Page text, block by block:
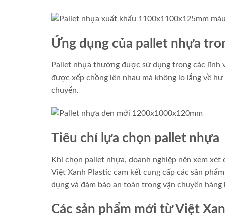
Ứng dụng của pallet nhựa
Pallet nhựa thường được sử dụng trong các lĩnh
được xếp chồng lên nhau mà không lo lắng về
chuyển.
Tiêu chí lựa chọn pallet nhựa
Khi chọn pallet nhựa, doanh nghiệp nên xem
Việt Xanh Plastic cam kết cung cấp các sản
dụng và đảm bảo an toàn trong vận chuyển hàng
Các sản phẩm mới từ Việt